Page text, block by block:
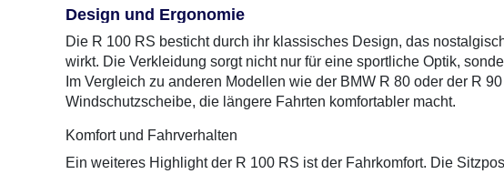
Design und Ergonomie
Die R 100 RS besticht durch ihr klassisches Design, das
wirkt. Die Verkleidung sorgt nicht nur für eine sportliche Optik,
Im Vergleich zu anderen Modellen wie der BMW R 80 oder der R
Windschutzscheibe, die längere Fahrten komfortabler macht.
Komfort und Fahrverhalten
Ein weiteres Highlight der R 100 RS ist der Fahrkomfort. Die